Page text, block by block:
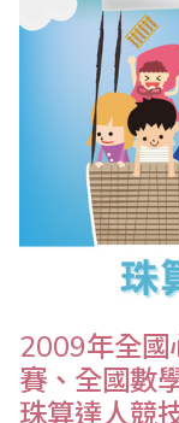
珠心算程度均在段位
2009年全國
賽、全國數
珠算達人競